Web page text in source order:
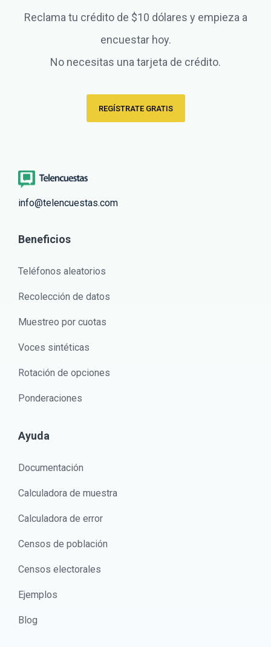
Reclama tu crédito de $10 dólares y empieza a
encuestar hoy.
No necesitas una tarjeta de crédito.
REGÍSTRATE GRATIS
info@telencuestas.com
Beneficios
Teléfonos aleatorios
Recolección de datos
Muestreo por cuotas
Voces sintéticas
Rotación de opciones
Ponderaciones
Ayuda
Documentación
Calculadora de muestra
Calculadora de error
Censos de población
Censos electorales
Ejemplos
Blog